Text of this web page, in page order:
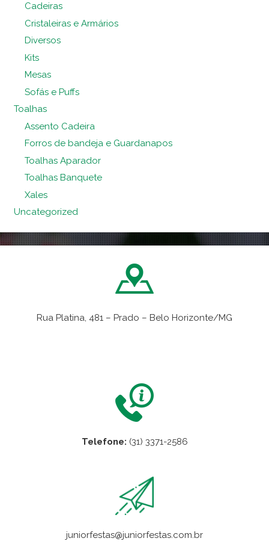
Cadeiras
Cristaleiras e Armários
Diversos
Kits
Mesas
Sofás e Puffs
Toalhas
Assento Cadeira
Forros de bandeja e Guardanapos
Toalhas Aparador
Toalhas Banquete
Xales
Uncategorized
Rua Platina, 481 – Prado – Belo Horizonte/MG
Telefone: (31) 3371-2586
juniorfestas@juniorfestas.com.br